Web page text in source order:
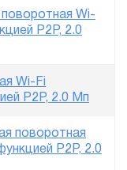
поворотная Wi-
P2P, 2.0
Wi-Fi
P2P, 2.0 Мп
поворотная
P2P, 2.0